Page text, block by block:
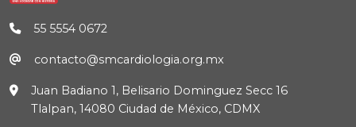
55 5554 0672
contacto@smcardiologia.org.mx
Juan Badiano 1, Belisario Dominguez Secc 16
Tlalpan, 14080 Ciudad de México, CDMX